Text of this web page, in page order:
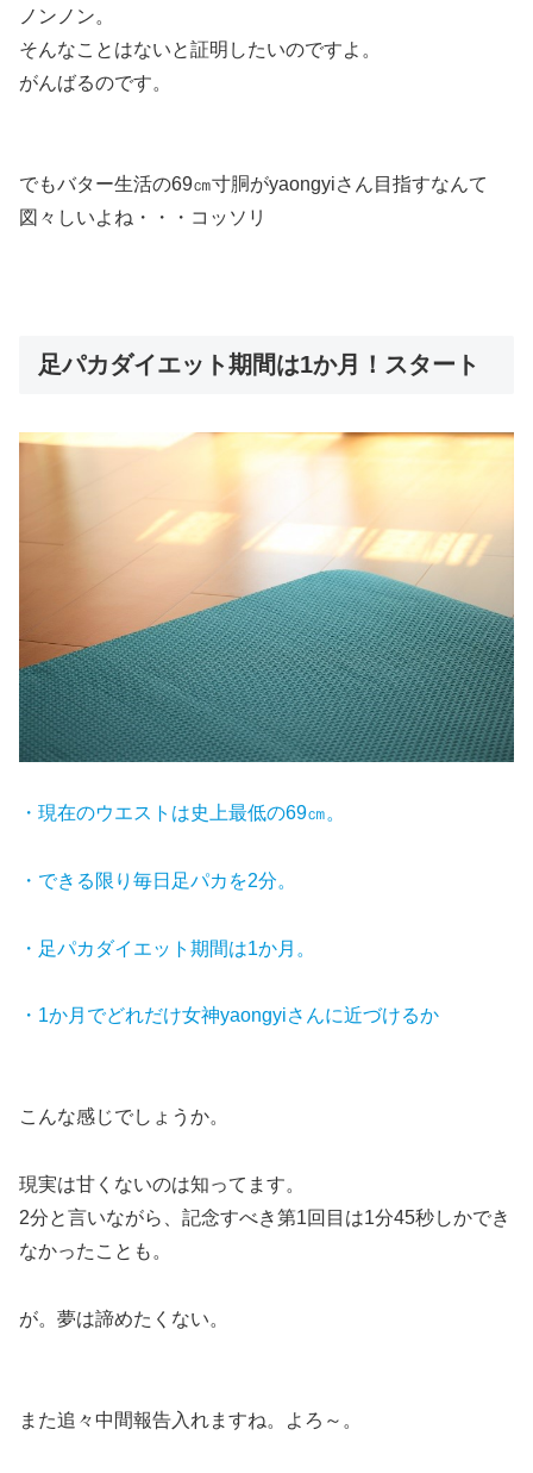
ノンノン。
そんなことはないと証明したいのですよ。
がんばるのです。
でもバター生活の69㎝寸胴がyaongyiさん目指すなんて
図々しいよね・・・コッソリ
足パカダイエット期間は1か月！スタート
・現在のウエストは史上最低の69㎝。
・できる限り毎日足パカを2分。
・足パカダイエット期間は1か月。
・1か月でどれだけ女神yaongyiさんに近づけるか
こんな感じでしょうか。
現実は甘くないのは知ってます。
2分と言いながら、記念すべき第1回目は1分45秒しかでき
なかった ことも。
が。夢は諦めたくない。
また追々中間報告入れますね。よろ～。